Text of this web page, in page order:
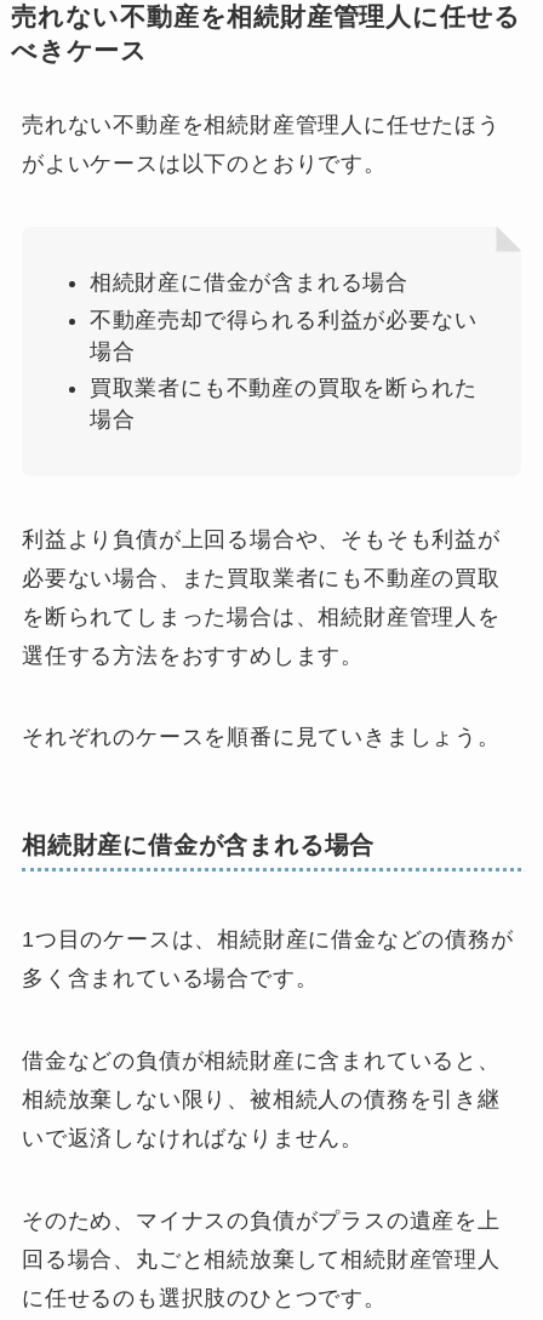
売れない不動産を相続財産管理人に任せる
べきケース
売れない不動産を相続財産管理人に任せたほう
がよいケースは以下のとおりです。
相続財産に借金が含まれる場合
不動産売却で得られる利益が必要ない
場合
買取業者にも不動産の買取を断られた
場合
利益より負債が上回る場合や、そもそも利益が
必要ない場合、また買取業者にも不動産の買取
を断られてしまった場合は、相続財産管理人を
選任する方法をおすすめします。
それぞれのケースを順番に見ていきましょう。
相続財産に借金が含まれる場合
1つ目のケースは、相続財産に借金などの債務が
多く含まれている場合です。
借金などの負債が相続財産に含まれていると、
相続放棄しない限り、被相続人の債務を引き継
いで返済しなければなりません。
そのため、マイナスの負債がプラスの遺産を上
回る場合、丸ごと相続放棄して相続財産管理人
に任せるのも選択肢のひとつです。